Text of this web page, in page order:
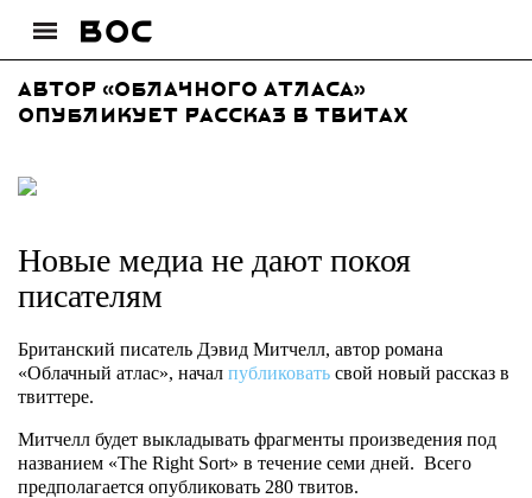
Автор «Облачного атласа»
опубликует рассказ в твитах
Новые медиа не дают покоя
писателям
Британский писатель Дэвид Митчелл, автор романа
«Облачный атлас», начал публиковать свой новый рассказ в
твиттере.
Митчелл будет выкладывать фрагменты произведения под
названием «The Right Sort» в течение семи дней. Всего
предполагается опубликовать 280 твитов.